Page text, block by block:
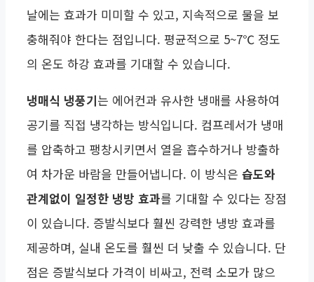
날에는 효과가 미미할 수 있고, 지속적으로 물을 보
충해줘야 한다는 점입니다. 평균적으로 5~7℃ 정도
의 온도 하강 효과를 기대할 수 있습니다.
냉매식 냉풍기는 에어컨과 유사한 냉매를 사용하여
공기를 직접 냉각하는 방식입니다. 컴프레서가 냉매
를 압축하고 팽창시키면서 열을 흡수하거나 방출하
여 차가운 바람을 만들어냅니다. 이 방식은 습도와
관계없이 일정한 냉방 효과를 기대할 수 있다는 장점
이 있습니다. 증발식보다 훨씬 강력한 냉방 효과를
제공하며, 실내 온도를 훨씬 더 낮출 수 있습니다. 단
점은 증발식보다 가격이 비싸고, 전력 소모가 많으